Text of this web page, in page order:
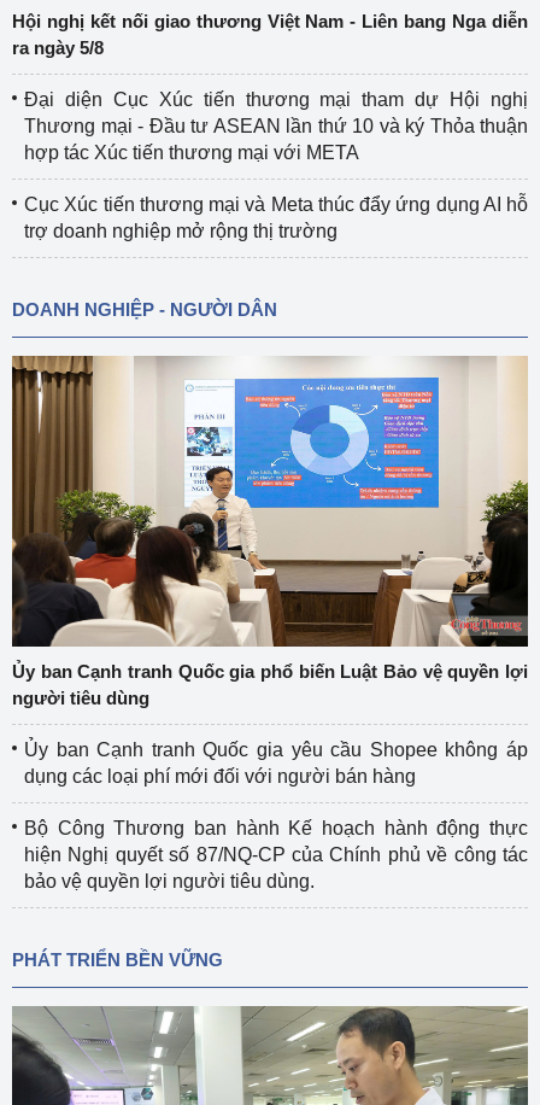
Hội nghị kết nối giao thương Việt Nam - Liên bang Nga diễn
ra ngày 5/8
Đại diện Cục Xúc tiến thương mại tham dự Hội nghị
Thương mại - Đầu tư ASEAN lần thứ 10 và ký Thỏa thuận
hợp tác Xúc tiến thương mại với META
Cục Xúc tiến thương mại và Meta thúc đẩy ứng dụng AI hỗ
trợ doanh nghiệp mở rộng thị trường
DOANH NGHIỆP - NGƯỜI DÂN
Ủy ban Cạnh tranh Quốc gia phổ biến Luật Bảo vệ quyền lợi
người tiêu dùng
Ủy ban Cạnh tranh Quốc gia yêu cầu Shopee không áp
dụng các loại phí mới đối với người bán hàng
Bộ Công Thương ban hành Kế hoạch hành động thực
hiện Nghị quyết số 87/NQ-CP của Chính phủ về công tác
bảo vệ quyền lợi người tiêu dùng.
PHÁT TRIỂN BỀN VỮNG